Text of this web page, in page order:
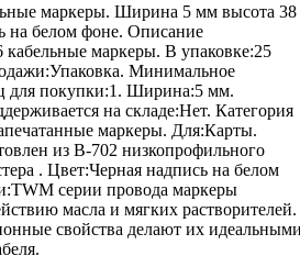
маркеры. Ширина 5 мм высота 38
на белом фоне. Описание
кабельные маркеры. В упаковке:25
Минимальное
для покупки:1. Ширина:5 мм.
на складе:Нет. Категория
маркеры. Для:Карты.
из B-702 низкопрофильного
. Цвет:Черная надпись на белом
серии провода маркеры
масла и мягких растворителей.
свойства делают их